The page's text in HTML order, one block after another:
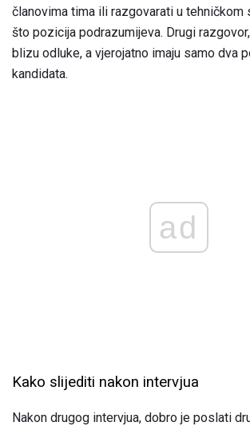
članovima tima ili razgovarati u tehničkom
što pozicija podrazumijeva. Drugi
blizu odluke, a vjerojatno imaju samo dva
kandidata.
ad
Kako slijediti nakon intervjua
Nakon drugog intervjua, dobro je poslati